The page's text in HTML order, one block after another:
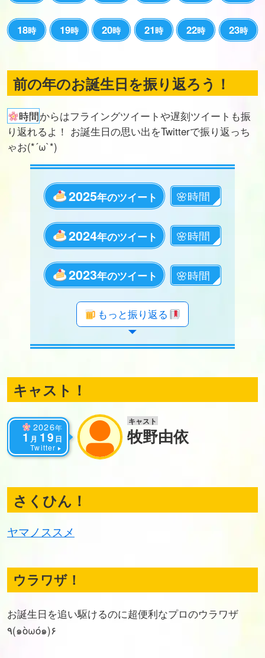
18時 19時 20時 21時 22時 23時
前の年のお誕生日を振り返ろう！
時間からはフライングツイートや遅刻ツイートも振
り返れるよ！ お誕生日の思い出をTwitterで振り返っち
ゃお(*´ω`*)
2025年のツイート
2024年のツイート
2023年のツイート
年のツイート
年のツイート
年のツイート
年のツイート
年のツイート
年のツイート
年のツイート
年のツイート
年のツイート
年のツイート
年のツイート
年のツイート
年のツイート
年のツイート
年のツイート
年のツイート
年のツイート
もっと振り返る
キャスト！
2026年
1月 19 日
Twitter
キャスト
牧野由依
さくひん！
ヤマノススメ
ウラワザ！
お誕生日を追い駆けるのに超便利なプロのウラワザ
٩(๑òωó๑)۶